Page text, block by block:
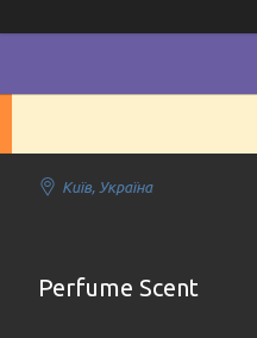
Київ, Україна
Perfume Scent